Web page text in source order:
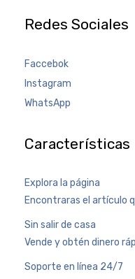
Redes Sociales
Faccebok
Instagram
WhatsApp
Características
Explora la página
Encontraras el artículo
Sin salir de casa
Vende y obtén dinero
Soporte en línea 24/7